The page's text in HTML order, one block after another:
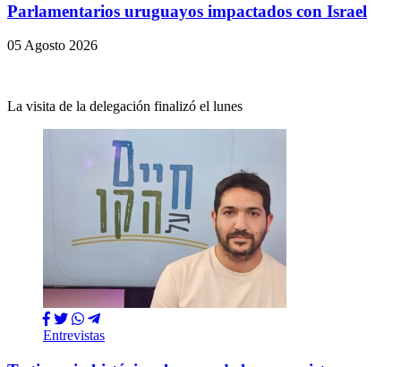
Parlamentarios uruguayos impactados con Israel
05 Agosto 2026
La visita de la delegación finalizó el lunes
Entrevistas